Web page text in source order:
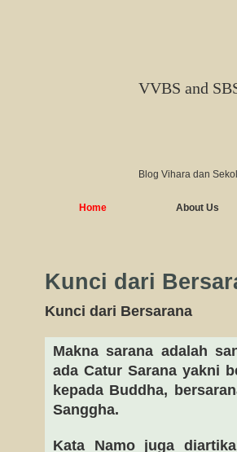
VVBS and
Blog Vihara dan
Home About Us
Kunci dari
Kunci dari Bersarana
Makna sarana adalah
ada Catur Sarana yakni
kepada Buddha,
Sanggha.
Kata Namo juga